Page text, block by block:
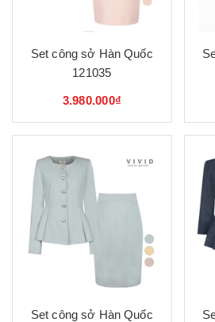
Set công sở Hàn Quốc
121035
3.980.000₫
Set công sở Hàn Quốc